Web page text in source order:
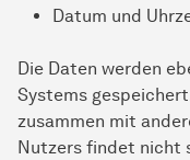
Datum und
Die Daten werden
Systems
zusammen mit
Nutzers findet nicht